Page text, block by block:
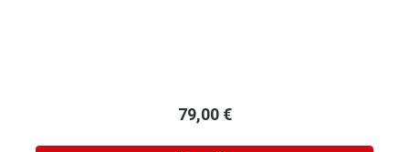
Regulärer Preis:
79,00 €